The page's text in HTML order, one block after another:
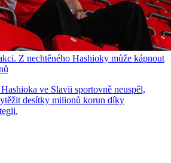
Z nechtěného Hashioky může kápnout
ve Slavii sportovně neuspěl,
desítky milionů korun díky